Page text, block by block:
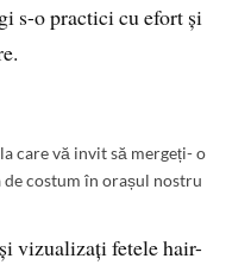
s-o practici cu efort și
care vă invit să mergeți- o
costum în orașul nostru
vizualizați fetele hair-